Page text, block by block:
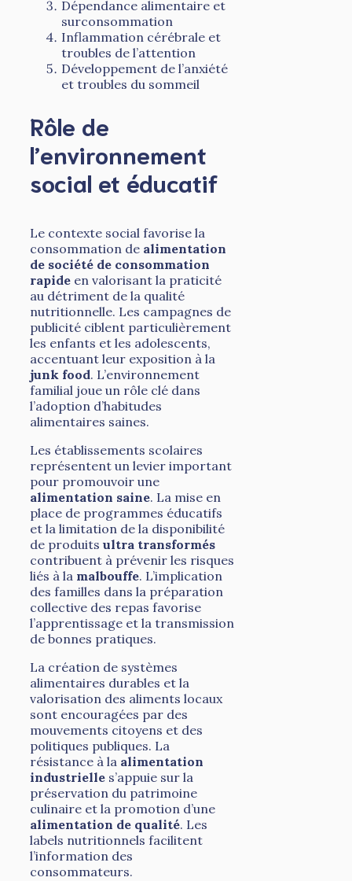
Dépendance alimentaire et
surconsommation
Inflammation cérébrale et
troubles de l’attention
Développement de l’anxiété
et troubles du sommeil
Rôle de
l’environnement
social et éducatif
Le contexte social favorise la
consommation de alimentation
de société de consommation
rapide en valorisant la praticité
au détriment de la qualité
nutritionnelle. Les campagnes de
publicité ciblent particulièrement
les enfants et les adolescents,
accentuant leur exposition à la
junk food. L’environnement
familial joue un rôle clé dans
l’adoption d’habitudes
alimentaires saines.
Les établissements scolaires
représentent un levier important
pour promouvoir une
alimentation saine. La mise en
place de programmes éducatifs
et la limitation de la disponibilité
de produits ultra transformés
contribuent à prévenir les risques
liés à la malbouffe. L’implication
des familles dans la préparation
collective des repas favorise
l’apprentissage et la transmission
de bonnes pratiques.
La création de systèmes
alimentaires durables et la
valorisation des aliments locaux
sont encouragées par des
mouvements citoyens et des
politiques publiques. La
résistance à la alimentation
industrielle s’appuie sur la
préservation du patrimoine
culinaire et la promotion d’une
alimentation de qualité. Les
labels nutritionnels facilitent
l’information des
consommateurs.